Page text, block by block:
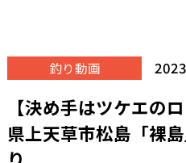
釣り動画
【決め手はツケエの
県上天草市松島「裸